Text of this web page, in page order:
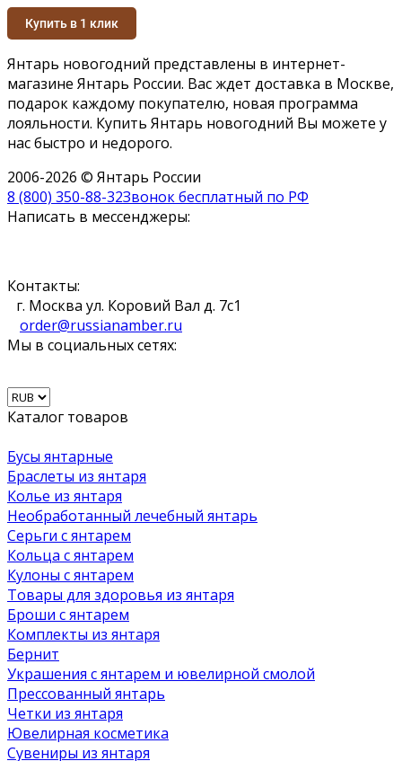
Купить в 1 клик
Янтарь новогодний представлены в интернет-
магазине Янтарь России. Вас ждет доставка в Москве,
подарок каждому покупателю, новая программа
лояльности. Купить Янтарь новогодний Вы можете у
нас быстро и недорого.
2006-2026 © Янтарь России
8 (800) 350-88-32Звонок бесплатный по РФ
Написать в мессенджеры:
Контакты:
г. Москва ул. Коровий Вал д. 7с1
order@russianamber.ru
Мы в социальных сетях:
Каталог товаров
Бусы янтарные
Браслеты из янтаря
Колье из янтаря
Необработанный лечебный янтарь
Серьги с янтарем
Кольца с янтарем
Кулоны с янтарем
Товары для здоровья из янтаря
Броши с янтарем
Комплекты из янтаря
Бернит
Украшения с янтарем и ювелирной смолой
Прессованный янтарь
Четки из янтаря
Ювелирная косметика
Сувениры из янтаря